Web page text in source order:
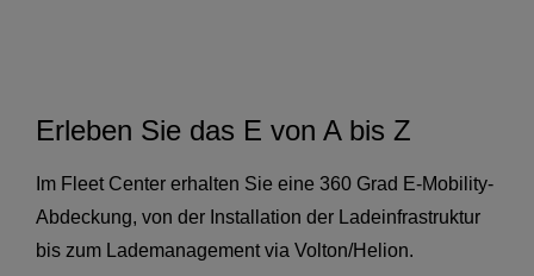
Erleben Sie das E von A bis Z
Im Fleet Center erhalten Sie eine 360 Grad E-Mobility-
Abdeckung, von der Installation der Ladeinfrastruktur
bis zum Lademanagement via Volton/Helion.